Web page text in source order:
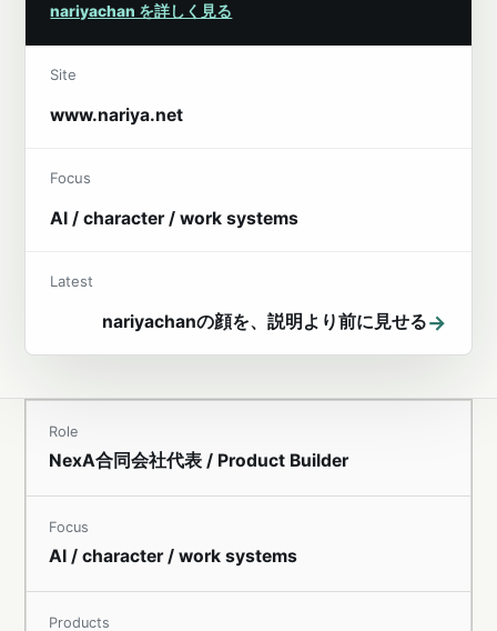
nariyachan を詳しく見る
Site
www.nariya.net
Focus
AI / character / work systems
Latest
nariyachanの顔を、説明より前に見せる→
Role
NexA合同会社代表 / Product Builder
Focus
AI / character / work systems
Products